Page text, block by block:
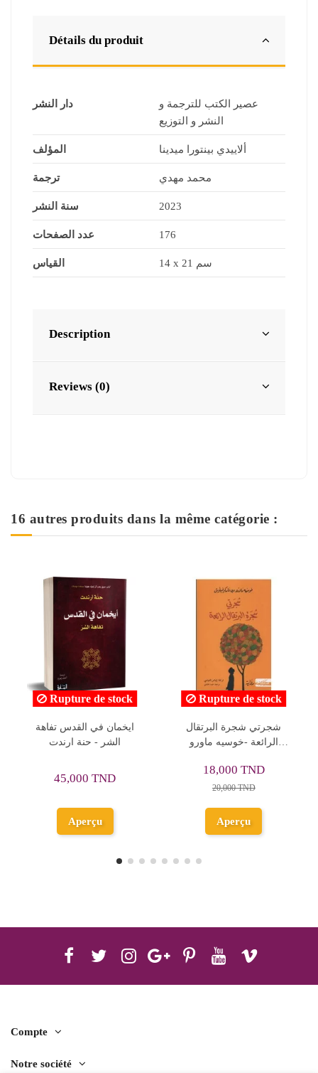
Détails du produit
دار النشر
عصير الكتب للترجمة و
النشر و التوزيع
المؤلف ألاييدي بينتورا ميدينا
ترجمة محمد مهدي
سنة النشر 2023
عدد الصفحات 176
القياس 14 x 21 سم
Description
Reviews (0)
16 autres produits dans la même catégorie :
Rupture de stock
شجرتي شجرة البرتقال
الرائعة -خوسيه ماورو
Aperçu
Rupture de stock
البؤساء - مؤسسة اقرأ
9,180 TND
10,200 TND
Aperçu
Compte
Notre société